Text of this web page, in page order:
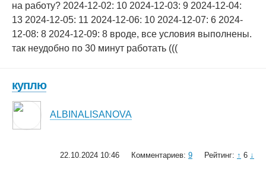
на работу? 2024-12-02: 10 2024-12-03: 9 2024-12-04:
13 2024-12-05: 11 2024-12-06: 10 2024-12-07: 6 2024-
12-08: 8 2024-12-09: 8 вроде, все условия выполнены.
так неудобно по 30 минут работать (((
куплю
ALBINALISANOVA
22.10.2024 10:46 Комментариев: 9 Рейтинг: ↑ 6 ↓